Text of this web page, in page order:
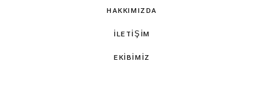
HAKKIMIZDA
İLETIŞIM
EKIBIMIZ